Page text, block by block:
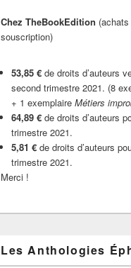
Chez TheBookEdition
souscription)
53,85 € de droits d’auteurs
second trimestre 2021. (8
+ 1 exemplaire Métiers
64,89 € de droits d’auteurs
trimestre 2021.
5,81 € de droits d’auteurs
trimestre 2021.
Merci !
Les Anthologies